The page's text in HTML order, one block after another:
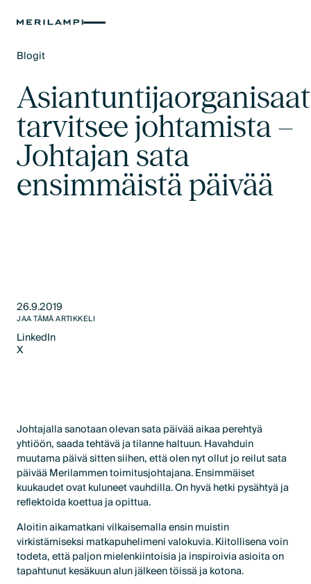
Blogit
tarvitsee johtamista –
Johtajan sata
ensimmäistä päivää
26.9.2019
JAA TÄMÄ ARTIKKELI
LinkedIn
LinkedIn
X
Johtajalla sanotaan olevan sata päivää aikaa perehtyä
yhtiöön, saada tehtävä ja tilanne haltuun. Havahduin
muutama päivä sitten siihen, että olen nyt ollut jo reilut sata
päivää Merilammen toimitusjohtajana. Ensimmäiset
kuukaudet ovat kuluneet vauhdilla. On hyvä hetki pysähtyä ja
reflektoida koettua ja opittua.
Aloitin aikamatkani vilkaisemalla ensin muistin
virkistämiseksi matkapuhelimeni valokuvia. Kiitollisena voin
todeta, että paljon mielenkiintoisia ja inspiroivia asioita on
tapahtunut kesäkuun alun jälkeen töissä ja kotona.